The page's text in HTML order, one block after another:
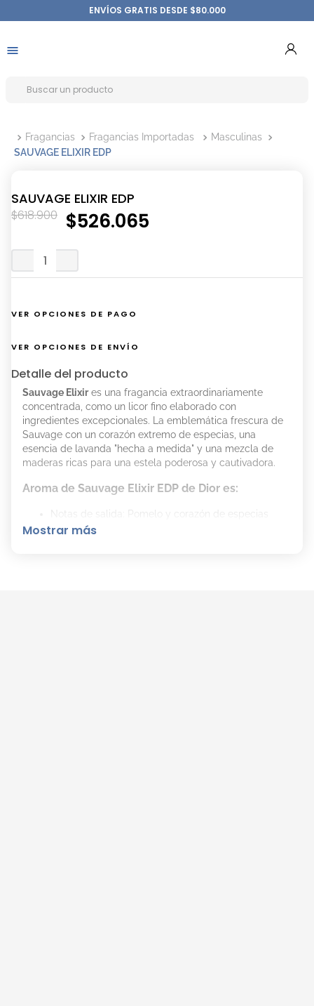
ENVÍOS GRATIS DESDE $80.000
Fragancias Fragancias Importadas
Masculinas
SAUVAGE ELIXIR EDP
SAUVAGE ELIXIR EDP
$618.900 $526.065
VER OPCIONES DE PAGO
VER OPCIONES DE ENVÍO
Detalle del producto
Sauvage Elixires una fragancia extraordinariamente
concentrada, como un licor fino elaborado con
ingredientes excepcionales. La emblemática frescura de
Sauvage con un corazón extremo de especias, una
esencia de lavanda "hecha a medida" y una mezcla de
maderas ricas para una estela poderosa y cautivadora.
Aroma de Sauvage Elixir EDP de Dior es:
Notas de salida: Pomelo y corazón de especias
(canela y nuez moscada).
Mostrar más